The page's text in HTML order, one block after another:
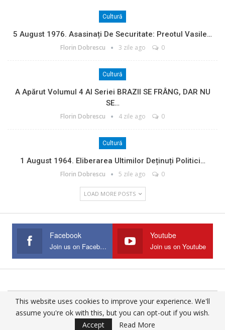
Cultură
5 August 1976. Asasinați De Securitate: Preotul Vasile…
Florin Dobrescu 3 zile ago 0
Cultură
A Apărut Volumul 4 Al Seriei BRAZII SE FRÂNG, DAR NU
SE…
Florin Dobrescu 4 zile ago 0
Cultură
1 August 1964. Eliberarea Ultimilor Deținuți Politici…
Florin Dobrescu 5 zile ago 0
LOAD MORE POSTS
Facebook
Join us on Facebook
Youtube
Join us on Youtube
© 2025 - All Rights Reserved.
Website Design:
This website uses cookies to improve your experience. We'll
assume you're ok with this, but you can opt-out if you wish.
Accept
Read More